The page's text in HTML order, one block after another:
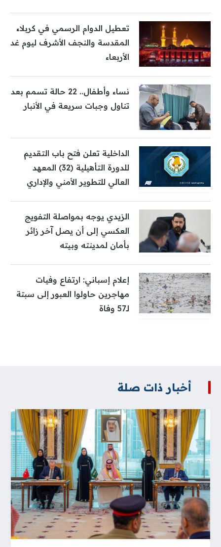
تعطيل الدوام الرسمي في كربلاء
المقدسة والنجف الأشرف ليوم غد
الأربعاء
نساء وأطفال.. 22 حالة تسمم بعد
تناول وجبات سريعة في الأنبار
الداخلية تعلن فتح باب التقديم
للدورة التأهيلية (32) المعهد
العالي للتطوير الأمني والإداري
الزيدي يوجه بمواصلة التفويج
العكسي إلى أن يصل آخر زائر
بأمان لمدينته وبيته
إعلام إسباني: ارتفاع وفيات
مهاجرين حاولوا العبور إلى سبتة
لـ57 وفاة
أخبار ذات صلة